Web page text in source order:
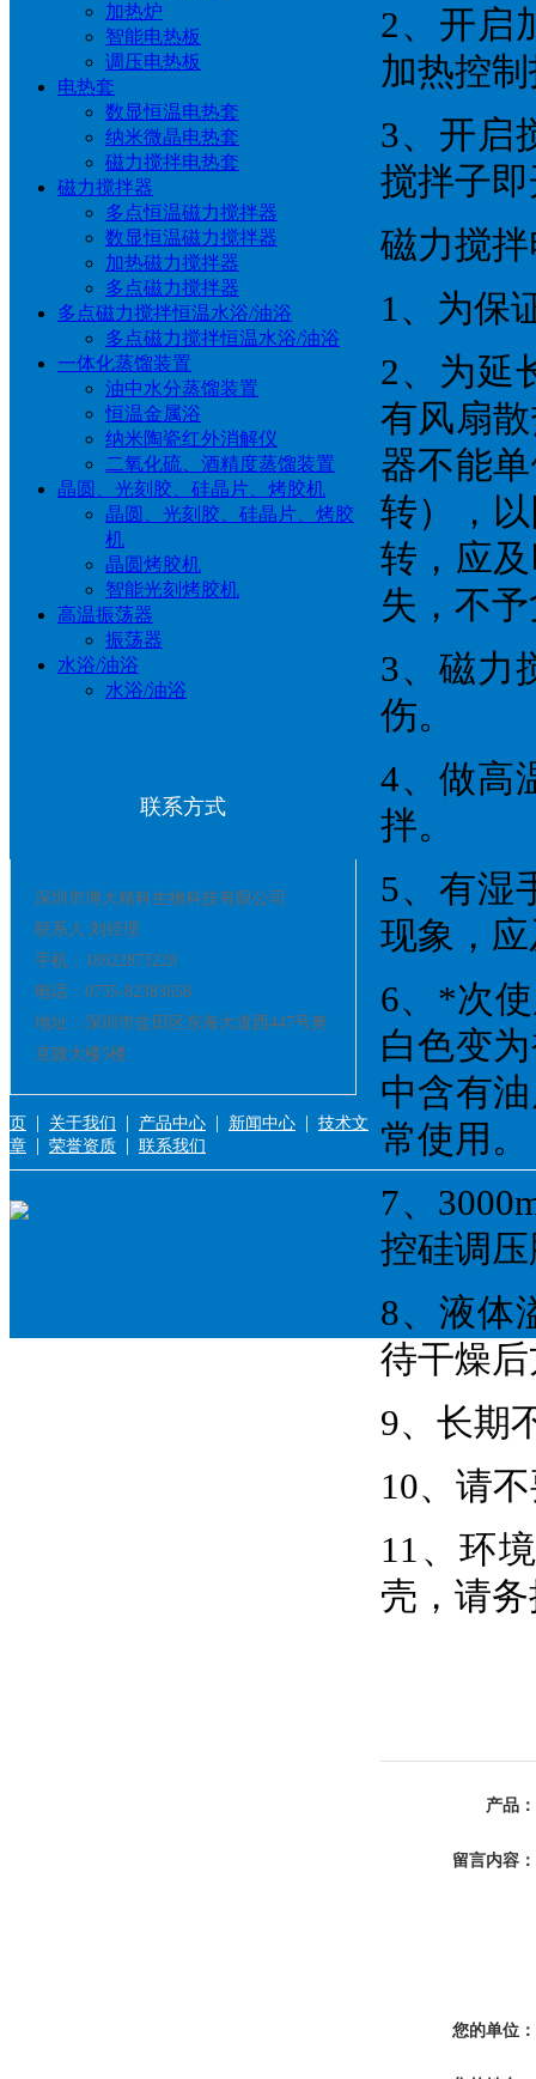
加热炉
智能电热板
调压电热板
电热套
数显恒温电热套
纳米微晶电热套
磁力搅拌电热套
磁力搅拌器
多点恒温磁力搅拌器
数显恒温磁力搅拌器
加热磁力搅拌器
多点磁力搅拌器
多点磁力搅拌恒温水浴/油浴
多点磁力搅拌恒温水浴/油浴
一体化蒸馏装置
油中水分蒸馏装置
恒温金属浴
纳米陶瓷红外消解仪
二氧化硫、酒精度蒸馏装置
晶圆、光刻胶、硅晶片、烤胶机
晶圆、光刻胶、硅晶片、烤胶
机
晶圆烤胶机
智能光刻烤胶机
高温振荡器
振荡器
水浴/油浴
水浴/油浴
联系方式
深圳市博大精科生物科技有限公司
联系人:刘经理
手机：18922873228
电话：0755-82383658
地址：深圳市盐田区东海大道西447号奥
克微大楼5楼
2、开启
加热控
3、开启
搅拌子
磁力搅
1、为保
2、为延
有风扇
器不能
转），
转，应
失，不
3、磁力
伤。
4、做高
拌。
5、有湿
现象，
6、*次
白色变
中含有
常使用。
7、
控硅调
8、液体
待干燥
9、长期
10、请
11、环
壳，请
产品：
留言内容：
您的单位：
页 | 关于我们 | 产品中心 | 新闻中心 | 技术文
章 | 荣誉资质 | 联系我们